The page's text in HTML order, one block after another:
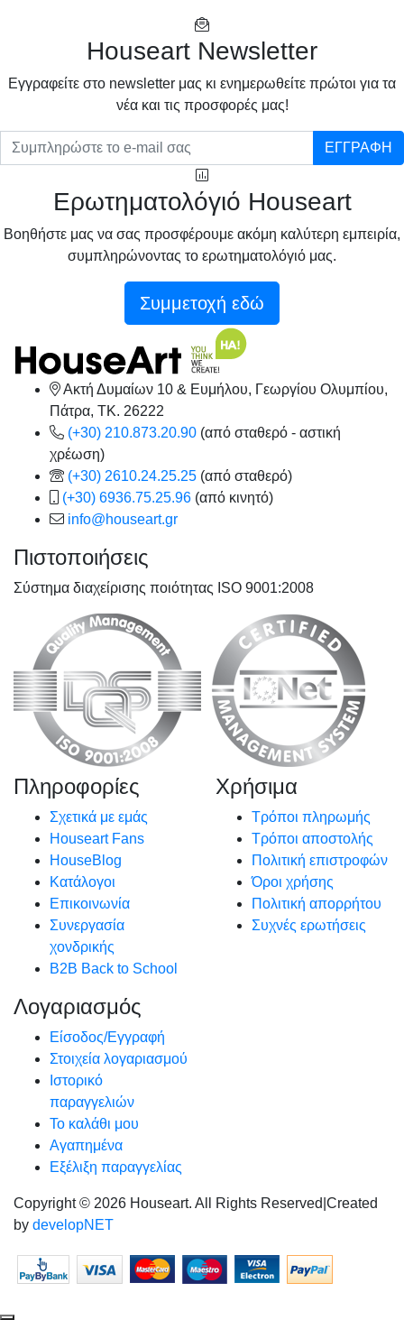
Houseart Newsletter
Eγγραφείτε στο newsletter μας κι ενημερωθείτε πρώτοι για τα
νέα και τις προσφορές μας!
ΕΓΓΡΑΦΗ
Ερωτηματολόγιό Houseart
Βοηθήστε μας να σας προσφέρουμε ακόμη καλύτερη εμπειρία,
συμπληρώνοντας το ερωτηματολόγιό μας.
Συμμετοχή εδώ
Ακτή Δυμαίων 10 & Ευμήλου, Γεωργίου Ολυμπίου,
Πάτρα, TK. 26222
(+30) 210.873.20.90 (από σταθερό - αστική
χρέωση)
(+30) 2610.24.25.25 (από σταθερό)
(+30) 6936.75.25.96 (από κινητό)
info@houseart.gr
Πιστοποιήσεις
Σύστημα διαχείρισης ποιότητας ISO 9001:2008
Πληροφορίες
Σχετικά με εμάς
Houseart Fans
HouseBlog
Κατάλογοι
Επικοινωνία
Συνεργασία
χονδρικής
B2B Back to School
Χρήσιμα
Τρόποι πληρωμής
Τρόποι αποστολής
Πολιτική επιστροφών
Όροι χρήσης
Πολιτική απορρήτου
Συχνές ερωτήσεις
Λογαριασμός
Είσοδος/Εγγραφή
Στοιχεία λογαριασμού
Ιστορικό
παραγγελιών
Το καλάθι μου
Αγαπημένα
Εξέλιξη παραγγελίας
Copyright © 2026 Houseart. All Rights Reserved Created
by developNET